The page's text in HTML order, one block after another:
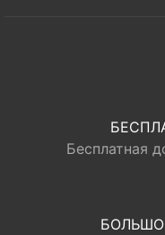
Бесплатная